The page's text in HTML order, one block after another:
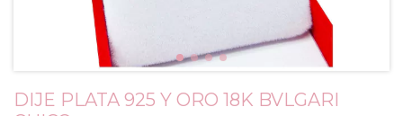
DIJE PLATA 925 Y ORO 18K BVLGARI